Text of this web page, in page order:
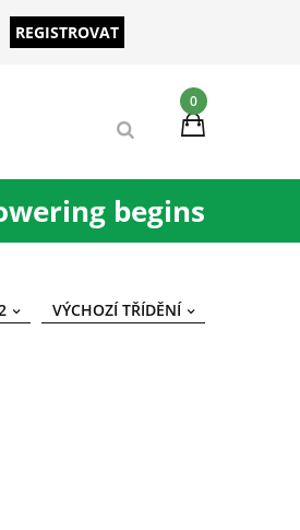
REGISTROVAT
0
begins
VÝCHOZÍ TŘÍDĚNÍ